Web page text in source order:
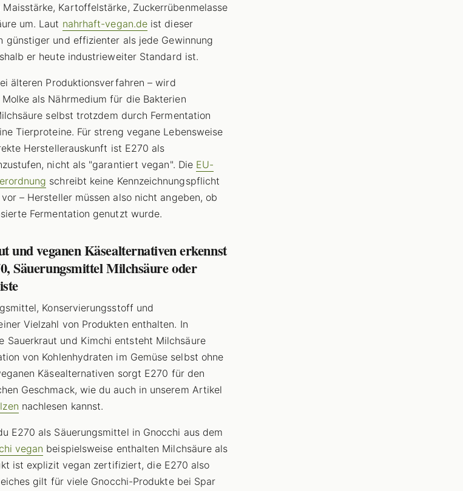
Kartoffelstärke, Zuckerrübenmelasse
um. Laut nahrhaft-vegan.de ist dieser
günstiger und effizienter als jede Gewinnung
er heute industrieweiter Standard ist.
älteren Produktionsverfahren – wird
als Nährmedium für die Bakterien
selbst trotzdem durch Fermentation
Tierproteine. Für streng vegane Lebensweise
Herstellerauskunft ist E270 als
nicht als "garantiert vegan". Die EU-
schreibt keine Kennzeichnungspflicht
– Hersteller müssen also nicht angeben, ob
Fermentation genutzt wurde.
und veganen Käsealternativen erkennst
Säuerungsmittel Milchsäure oder
Konservierungsstoff und
Vielzahl von Produkten enthalten. In
Sauerkraut und Kimchi entsteht Milchsäure
von Kohlenhydraten im Gemüse selbst ohne
Käsealternativen sorgt E270 für den
Geschmack, wie du auch in unserem Artikel
nachlesen kannst.
E270 als Säuerungsmittel in Gnocchi aus dem
vegan beispielsweise enthalten Milchsäure als
ist explizit vegan zertifiziert, die E270 also
gilt für viele Gnocchi-Produkte bei Spar